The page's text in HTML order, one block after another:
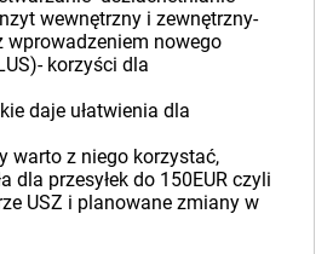
wewnętrzny i zewnętrzny-
wprowadzeniem nowego
korzyści dla
daje ułatwienia dla
warto z niego korzystać,
dla przesyłek do 150EUR czyli
USZ i planowane zmiany w